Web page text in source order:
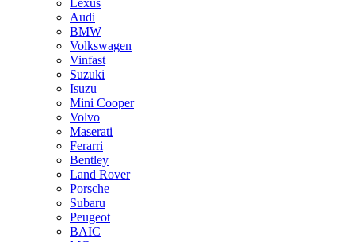
Lexus
Audi
BMW
Volkswagen
Vinfast
Suzuki
Isuzu
Mini Cooper
Volvo
Maserati
Ferarri
Bentley
Land Rover
Porsche
Subaru
Peugeot
BAIC